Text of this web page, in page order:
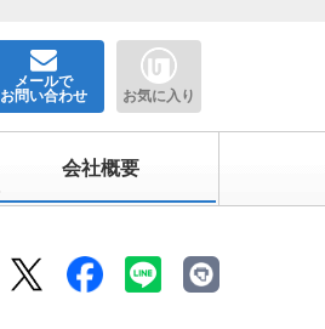
メールで
お問い合わせ お気に入り
会社概要